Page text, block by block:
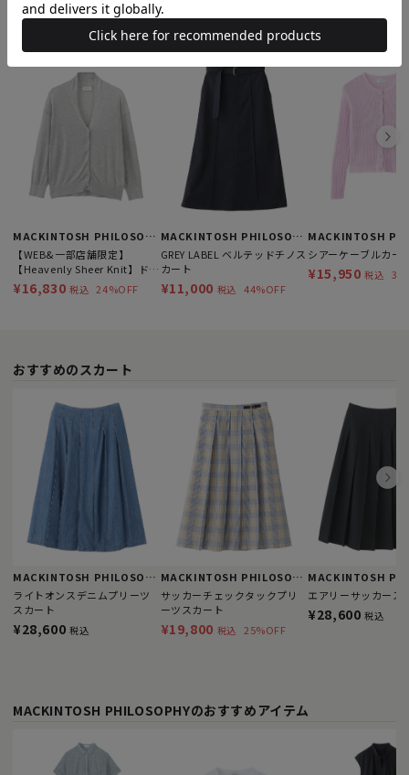
このアイテムを見た人はこんなアイテムも見ています
MACKINTOSH PHILOSOPHY
【WEB&一部店舗限定】
【Heavenly Sheer Knit】ドル
マンカーディガン
¥16,830 税込 24%OFF
MACKINTOSH PHILOSOPHY
GREY LABEL ベルテッドチノス
カート
¥11,000 税込 44%OFF
シアーケーブルカー
¥15,950 税込
おすすめのスカート
MACKINTOSH PHILOSOPHY
ライトオンスデニムプリーツ
スカート
¥28,600 税込
MACKINTOSH PHILOSOPHY
サッカーチェックタックプリ
ーツスカート
¥19,800 税込 25%OFF
エアリーサッカース
¥28,600 税込
MACKINTOSH PHILOSOPHYのおすすめアイテム